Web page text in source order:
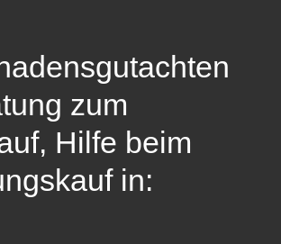
zum
Hilfe beim
in: